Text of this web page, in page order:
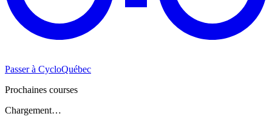
Passer à CycloQuébec
Prochaines courses
Chargement…